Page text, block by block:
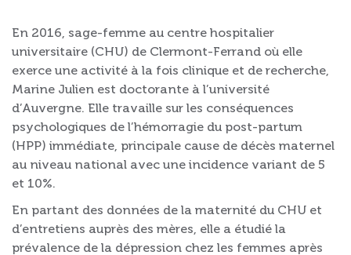
En 2016, sage-femme au centre hospitalier
universitaire (CHU) de Clermont-Ferrand où elle
exerce une activité à la fois clinique et de recherche,
Marine Julien est doctorante à l’université
d’Auvergne. Elle travaille sur les conséquences
psychologiques de l’hémorragie du post-partum
(HPP) immédiate, principale cause de décès maternel
au niveau national avec une incidence variant de 5
et 10%.
En partant des données de la maternité du CHU et
d’entretiens auprès des mères, elle a étudié la
prévalence de la dépression chez les femmes après